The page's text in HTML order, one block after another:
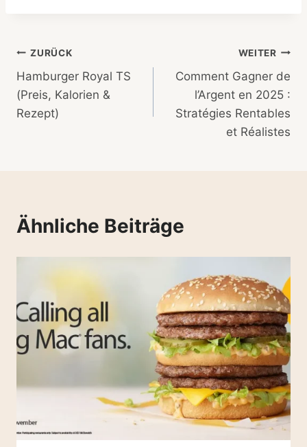
Beitragsnavigation
ZURÜCK
Hamburger Royal TS
(Preis, Kalorien &
Rezept)
WEITER
Comment Gagner de
l’Argent en 2025 :
Stratégies Rentables
et Réalistes
Ähnliche Beiträge